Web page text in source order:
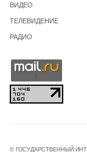
ВИДЕО
ТЕЛЕВИДЕНИЕ
РАДИО
© ГОСУДАРСТВЕННЫЙ